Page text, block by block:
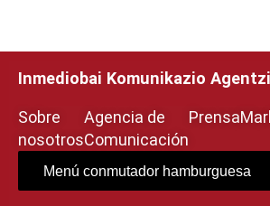
Inmediobai Komunikazio
Sobre
nosotros
Agencia de
Comunicación
Prensa
Menú conmutador hamburguesa